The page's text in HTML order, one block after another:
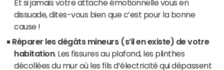
Et si jamais votre attache émotionnelle vous en
dissuade, dites-vous bien que c’est pour la bonne
cause !
Réparer les dégâts mineurs (s’il en existe) de votre
habitation. Les fissures au plafond, les plinthes
décollées du mur où les fils d’électricité qui dépassent